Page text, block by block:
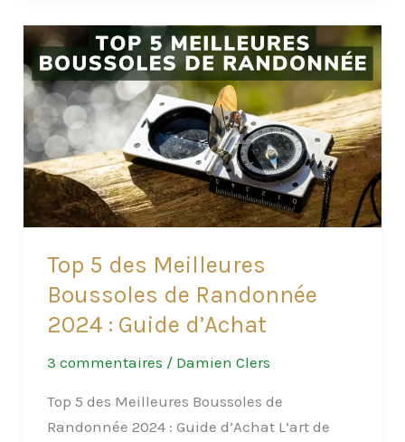
Bag
:
Votre
Lave-
linge
Portatif
Indispensable
en
Voyage
Camping
Top 5 des Meilleures
Boussoles de Randonnée
2024 : Guide d’Achat
3 commentaires / Damien Clers
Top 5 des Meilleures Boussoles de
Randonnée 2024 : Guide d’Achat L’art de